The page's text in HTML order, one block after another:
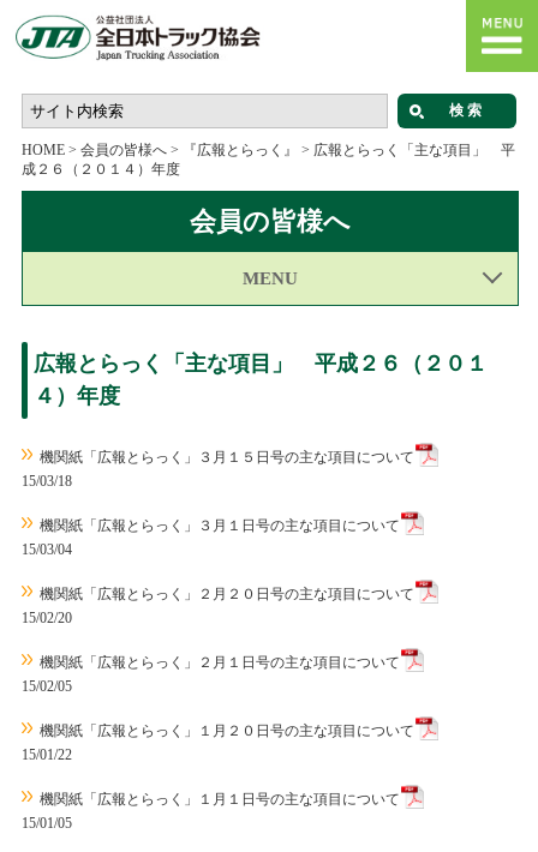
HOME> 会員の皆様へ> 『広報とらっく』 > 広報とらっく「主な項目」 平
成２６（２０１４）年度
会員の皆様へ
MENU
広報とらっく「主な項目」 平成２６（２０１
４）年度
機関紙「広報とらっく」３月１５日号の主な項目について
15/03/18
機関紙「広報とらっく」３月１日号の主な項目について
15/03/04
機関紙「広報とらっく」２月２０日号の主な項目について
15/02/20
機関紙「広報とらっく」２月１日号の主な項目について
15/02/05
機関紙「広報とらっく」１月２０日号の主な項目について
15/01/22
機関紙「広報とらっく」１月１日号の主な項目について
15/01/05